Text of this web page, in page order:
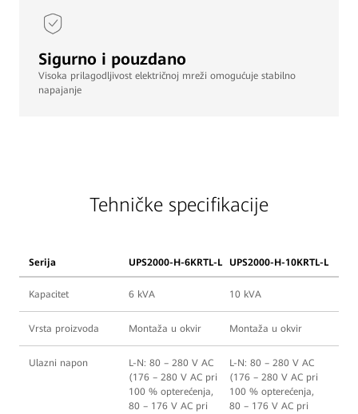
Sigurno i pouzdano
Visoka prilagodljivost električnoj mreži omogućuje stabilno
napajanje
Tehničke specifikacije
Serija UPS2000-H-6KRTL-L UPS2000-H-10KRTL-L
Kapacitet 6 kVA 10 kVA
Vrsta proizvoda Montaža u okvir Montaža u okvir
Ulazni napon
L-N: 80 – 280 V AC
(176 – 280 V AC pri
100 % opterećenja,
80 – 176 V AC pri
L-N: 80 – 280 V AC
(176 – 280 V AC pri
100 % opterećenja,
80 – 176 V AC pri